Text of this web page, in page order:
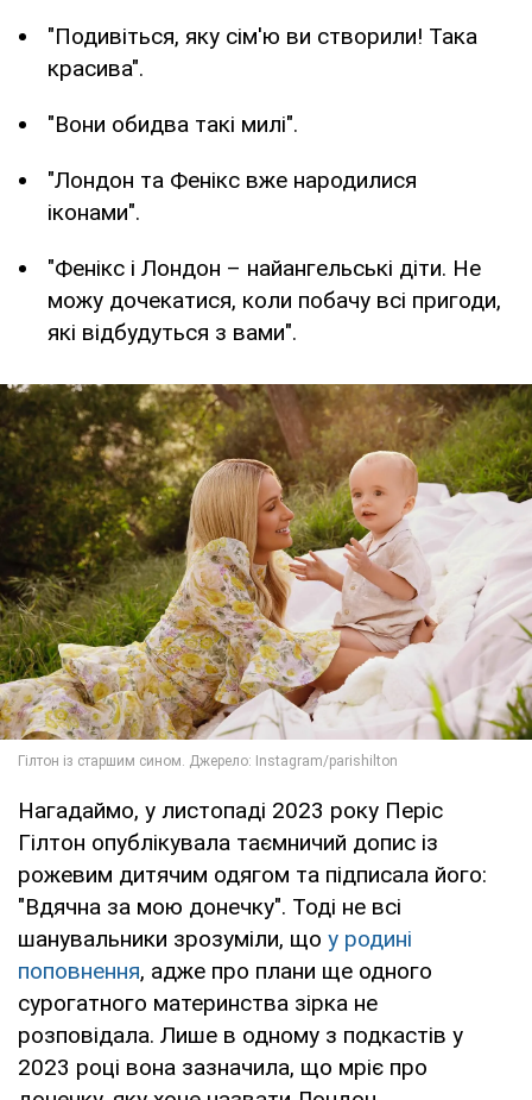
"Подивіться, яку сім'ю ви створили! Така
красива".
"Вони обидва такі милі".
"Лондон та Фенікс вже народилися
іконами".
"Фенікс і Лондон – найангельські діти. Не
можу дочекатися, коли побачу всі пригоди,
які відбудуться з вами".
Нагадаймо, у листопаді 2023 року Періс
Гілтон опублікувала таємничий допис із
рожевим дитячим одягом та підписала його:
"Вдячна за мою донечку". Тоді не всі
шанувальники зрозуміли, що у родині
поповнення, адже про плани ще одного
сурогатного материнства зірка не
розповідала. Лише в одному з подкастів у
2023 році вона зазначила, що мріє про